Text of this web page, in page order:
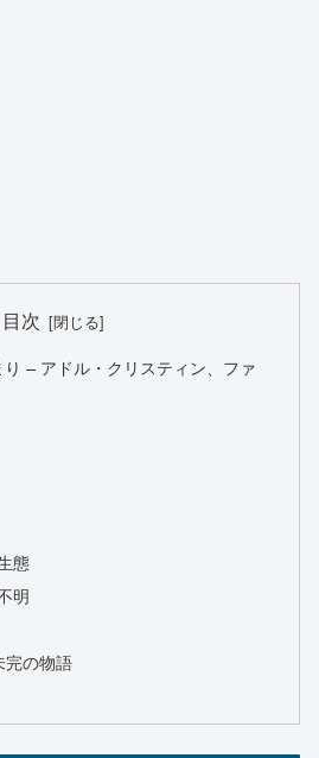
目次
– アドル・クリスティン、ファ
態
明
完の物語